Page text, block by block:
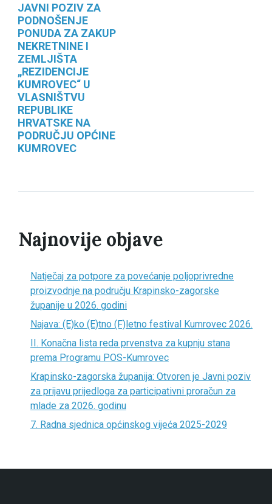
JAVNI POZIV ZA
PODNOŠENJE
PONUDA ZA ZAKUP
NEKRETNINE I
ZEMLJIŠTA
„REZIDENCIJE
KUMROVEC“ U
VLASNIŠTVU
REPUBLIKE
HRVATSKE NA
PODRUČJU OPĆINE
KUMROVEC
Najnovije objave
Natječaj za potpore za povećanje poljoprivredne
proizvodnje na području Krapinsko-zagorske
županije u 2026. godini
Najava: (E)ko (E)tno (F)letno festival Kumrovec 2026.
II. Konačna lista reda prvenstva za kupnju stana
prema Programu POS-Kumrovec
Krapinsko-zagorska županija: Otvoren je Javni poziv
za prijavu prijedloga za participativni proračun za
mlade za 2026. godinu
7. Radna sjednica općinskog vijeća 2025-2029